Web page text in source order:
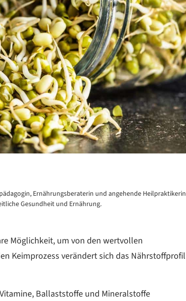
Ernährungsberaterin und angehende Heilpraktikerin
Gesundheit und Ernährung.
Möglichkeit, um von den wertvollen
Keimprozess verändert sich das Nährstoffprofil
Ballaststoffe und Mineralstoffe